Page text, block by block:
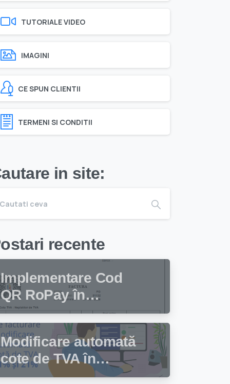
TUTORIALE VIDEO
IMAGINI
CE SPUN CLIENTII
TERMENI SI CONDITII
in site:
recente
Implementare Cod
QR RoPay în
programul de
facturare Facturis
Modificare automată
cote de TVA în
programul de